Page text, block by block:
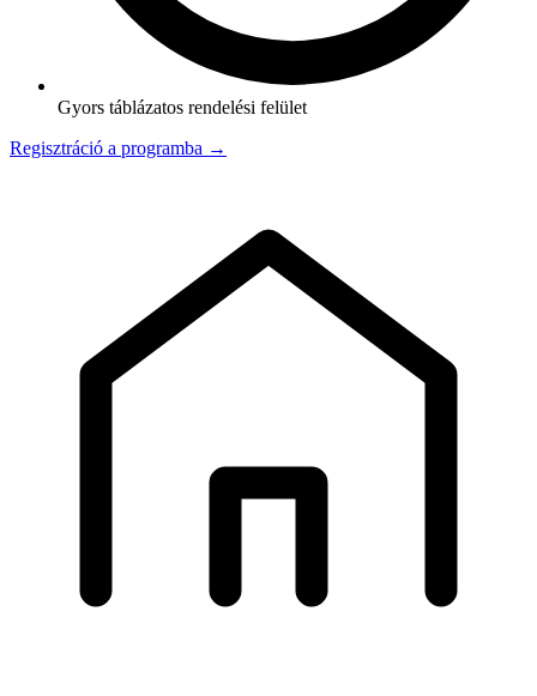
Gyors táblázatos rendelési felület
Regisztráció a programba →